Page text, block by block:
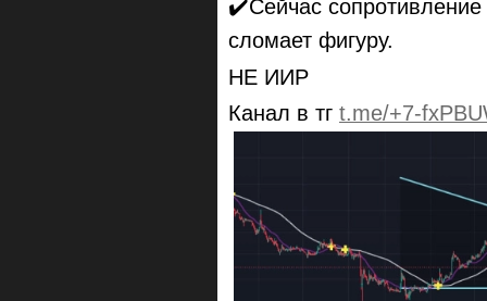
✔️Сейчас сопротивление
сломает фигуру.
НЕ ИИР
Канал в тг t.me/+7-